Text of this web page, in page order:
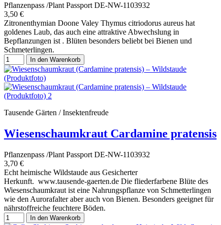
Pflanzenpass /Plant Passport DE-NW-1103932
3,50 €
Zitronenthymian Doone Valey Thymus citriodorus aureus hat
goldenes Laub, das auch eine attraktive Abwechslung in
Bepflanzungen ist . Blüten besonders beliebt bei Bienen und
Schmeterlingen.
In den Warenkorb
Tausende Gärten / Insektenfreude
Wiesenschaumkraut Cardamine pratensis
Pflanzenpass /Plant Passport DE-NW-1103932
3,70 €
Echt heimische Wildstaude aus Gesicherter
Herkunft. www.tausende-gaerten.de Die fliederfarbene Blüte des
Wiesenschaumkraut ist eine Nahrungspflanze von Schmetterlingen
wie den Aurorafalter aber auch von Bienen. Besonders geeignet für
nährstoffreiche feuchtere Böden.
In den Warenkorb